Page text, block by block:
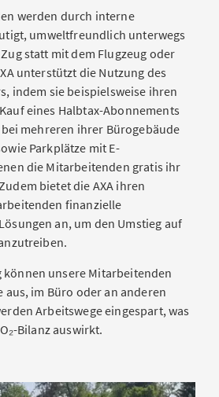
werden durch interne
umweltfreundlich unterwegs
statt mit dem Flugzeug oder
unterstützt die Nutzung des
indem sie beispielsweise ihren
eines Halbtax-Abonnements
mehreren ihrer Bürogebäude
Parkplätze mit E-
die Mitarbeitenden gratis ihr
bietet die AXA ihren
finanzielle
an, um den Umstieg auf
können unsere Mitarbeitenden
aus, im Büro oder an anderen
Arbeitswege eingespart, was
Bilanz auswirkt.